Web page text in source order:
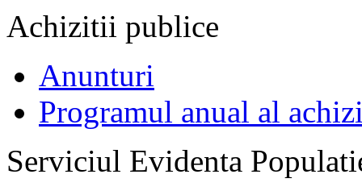
Achizitii publice
Anunturi
Programul anual al
Serviciul Evidenta